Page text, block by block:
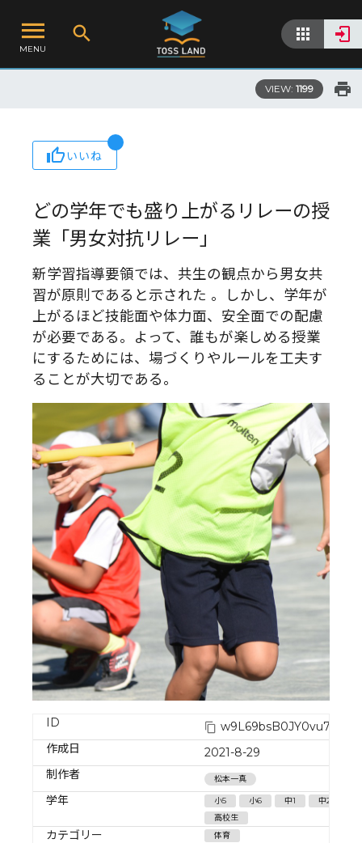
MENU
VIEW: 1199
いいね
どの学年でも盛り上がるリレーの授
業「男女対抗リレー」
新学習指導要領では、共生の観点から男女共
習が原則であると示された 。しかし、学年が
上がるほど技能面や体力面、安全面での配慮
が必要である。よって、誰もが楽しめる授業
にするためには、場づくりやルールを工夫す
ることが大切である。
ID
作成日
2021-8-29
制作者
松本一真
学年 小5 小6 中1 中2
高校生
カテゴリー
体育